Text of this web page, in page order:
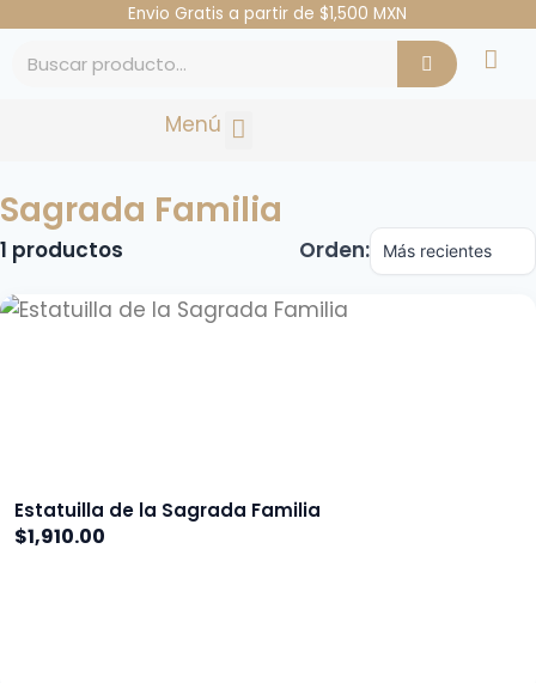
Envio Gratis a partir de $1,500 MXN
Menú
Sagrada Familia
1 productos Orden:
Estatuilla de la Sagrada Familia
$1,910.00